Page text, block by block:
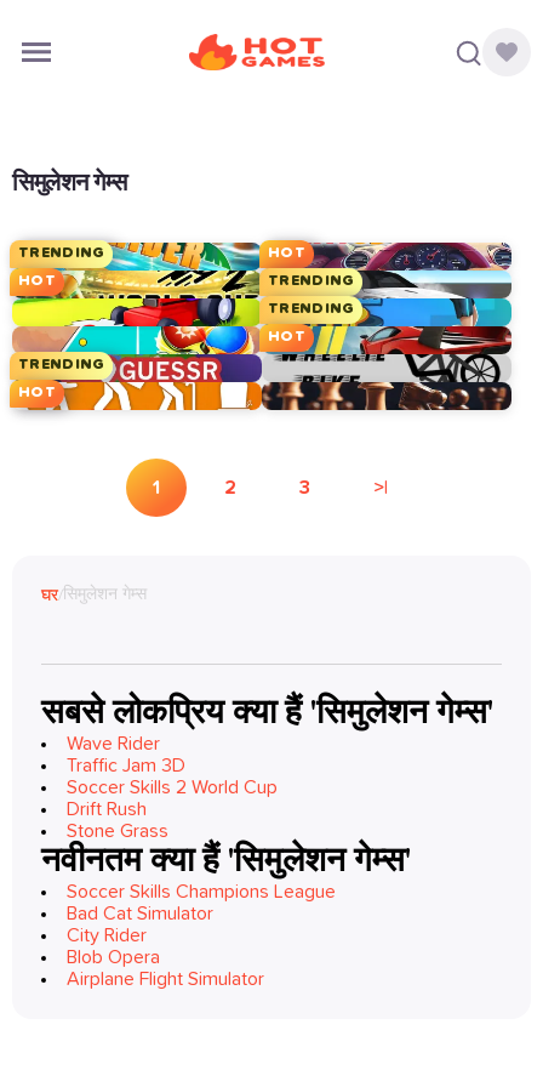
सिमुलेशन गेम्स
TRENDING
HOT
HOT
TRENDING
TRENDING
HOT
TRENDING
HOT
1 2 3 >|
घर/ सिमुलेशन गेम्स
सबसे लोकप्रिय क्या हैं 'सिमुलेशन गेम्स'
Wave Rider
Traffic Jam 3D
Soccer Skills 2 World Cup
Drift Rush
Stone Grass
नवीनतम क्या हैं 'सिमुलेशन गेम्स'
Soccer Skills Champions League
Bad Cat Simulator
City Rider
Blob Opera
Airplane Flight Simulator